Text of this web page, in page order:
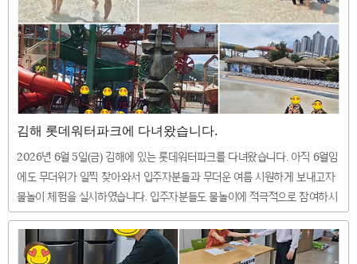
김해 롯데워터파크에 다녀왔습니다.
2026년 6월 5일(금) 김해에 있는 롯데워터파크를 다녀왔습니다. 아직 6월임
에도 무더위가 일찍 찾아와서 입주자분들과 무더운 여름 시원하게 보내고자
물놀이 체험을 실시하였습니다. 입주자분들도 물놀이에 적극적으로 참여하시
고 즐거운 시간을 보내고 와서 더욱 의미가 있었던 것 같습니다 ^^